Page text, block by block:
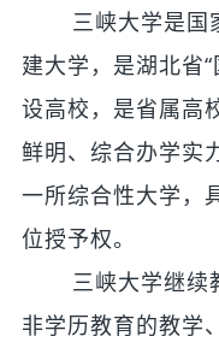
三峡大学是国家
建大学，是湖北省
设高校，是省属高
鲜明、综合办学实
一所综合性大学，
位授予权。
三峡大学继续教
非学历教育的教学